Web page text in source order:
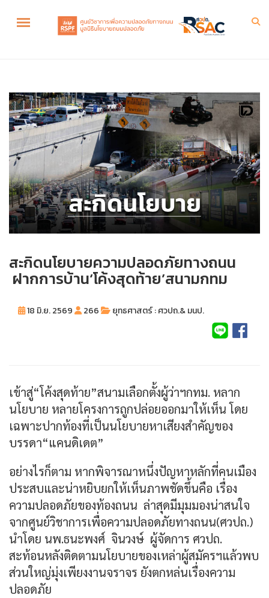
สะกิดนโยบายความปลอดภัยทางถนน
ฝากการบ้าน‘โค้งสุดท้าย’สนามกทม
18 มิ.ย. 2569 266 ยุทธศาสตร์ : ศวปถ.& มนป.
เข้าสู่“โค้งสุดท้าย”สนามเลือกตั้งผู้ว่าฯกทม. หลาก
นโยบาย หลายโครงการถูกปล่อยออกมาให้เห็น โดย
เฉพาะปากท้องที่เป็นนโยบายหาเสียงสำคัญของ
บรรดา“แคนดิเดต”
อย่างไรก็ตาม หากพิจารณาหนึ่งปัญหาหลักที่คนเมือง
ประสบและน่าหยิบยกให้เห็นภาพชัดขึ้นคือ เรื่อง
ความปลอดภัยของท้องถนน ล่าสุดมีมุมมองน่าสนใจ
จากศูนย์วิชาการเพื่อความปลอดภัยทางถนน(ศวปถ.)
นำโดย นพ.ธนะพงศ์ จินวงษ์ ผู้จัดการ ศวปถ.
สะท้อนหลังติดตามนโยบายของเหล่าผู้สมัครฯแล้วพบ
ส่วนใหญ่มุ่งเพียงงานจราจร ยังตกหล่นเรื่องความ
ปลอดภัย